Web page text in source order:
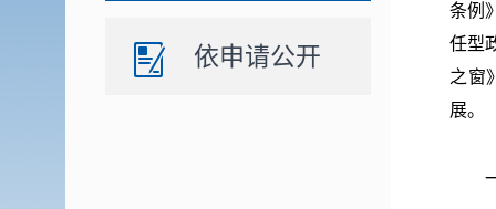
依申请公开
条例
任型
之窗
展。
一